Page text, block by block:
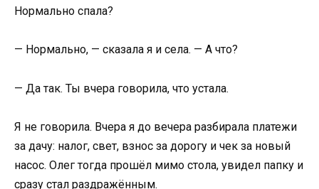
Нормально спала?
— Нормально, — сказала я и села. — А что?
— Да так. Ты вчера говорила, что устала.
Я не говорила. Вчера я до вечера разбирала платежи
за дачу: налог, свет, взнос за дорогу и чек за новый
насос. Олег тогда прошёл мимо стола, увидел папку и
сразу стал раздражённым.